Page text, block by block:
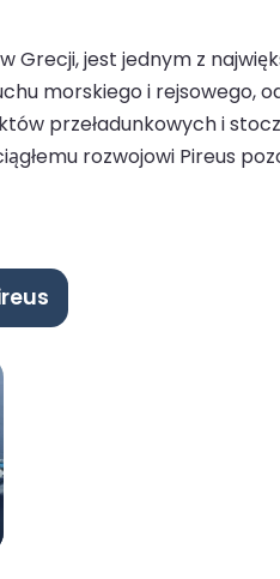
Grecji, jest jednym z
morskiego i rejsowego,
przeładunkowych i
rozwojowi Pireus